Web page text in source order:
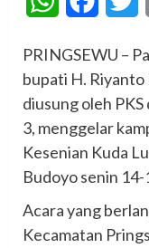
PRINGSEWU –
bupati H. Riyanto
diusung oleh
3, menggelar
Kesenian Kuda
Budoyo senin
Acara yang
Kecamatan